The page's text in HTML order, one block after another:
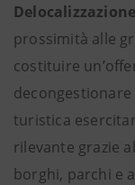
Delocalizzazione
prossimità alle
costituire
turistica
rilevante grazie
borghi, parchi e